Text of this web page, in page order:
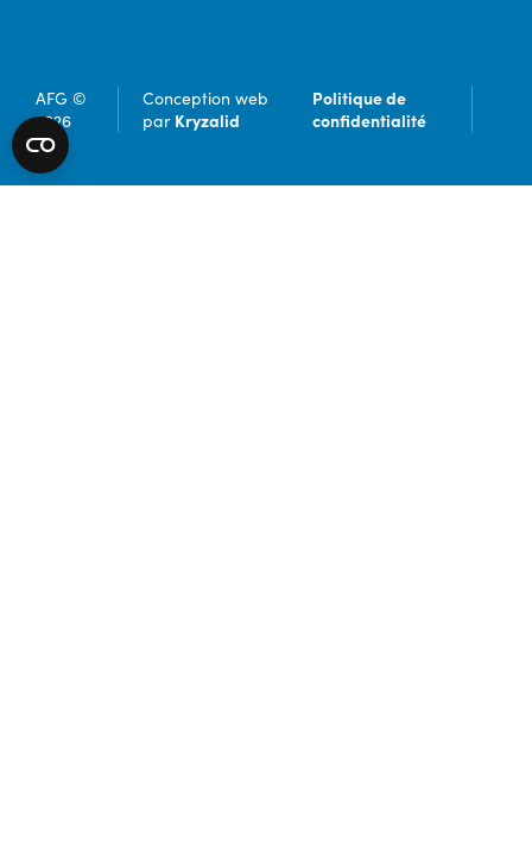
AFG ©
2026
Conception web
par Kryzalid
Politique de
confidentialité